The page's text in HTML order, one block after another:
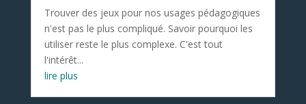
Trouver des jeux pour nos usages pédagogiques
n'est pas le plus compliqué. Savoir pourquoi les
utiliser reste le plus complexe. C'est tout
l'intérêt...
lire plus